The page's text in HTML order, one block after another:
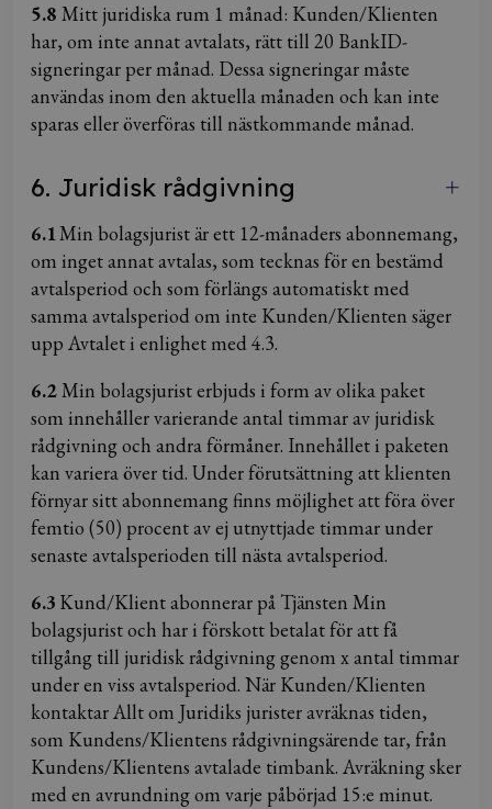
5.8 Mitt juridiska rum 1 månad: Kunden/Klienten
har, om inte annat avtalats, rätt till 20 BankID-
signeringar per månad. Dessa signeringar måste
användas inom den aktuella månaden och kan inte
sparas eller överföras till nästkommande månad.
6. Juridisk rådgivning
6.1Min bolagsjurist är ett 12-månaders abonnemang,
om inget annat avtalas, som tecknas för en bestämd
avtalsperiod och som förlängs automatiskt med
samma avtalsperiod om inte Kunden/Klienten säger
upp Avtalet i enlighet med 4.3.
6.2Min bolagsjurist erbjuds i form av olika paket
som innehåller varierande antal timmar av juridisk
rådgivning och andra förmåner. Innehållet i paketen
kan variera över tid. Under förutsättning att klienten
förnyar sitt abonnemang finns möjlighet att föra över
femtio (50) procent av ej utnyttjade timmar under
senaste avtalsperioden till nästa avtalsperiod.
6.3 Kund/Klient abonnerar på Tjänsten Min
bolagsjurist och har i förskott betalat för att få
tillgång till juridisk rådgivning genom x antal timmar
under en viss avtalsperiod. När Kunden/Klienten
kontaktar Allt om Juridiks jurister avräknas tiden,
som Kundens/Klientens rådgivningsärende tar, från
Kundens/Klientens avtalade timbank. Avräkning sker
med en avrundning om varje påbörjad 15:e minut.